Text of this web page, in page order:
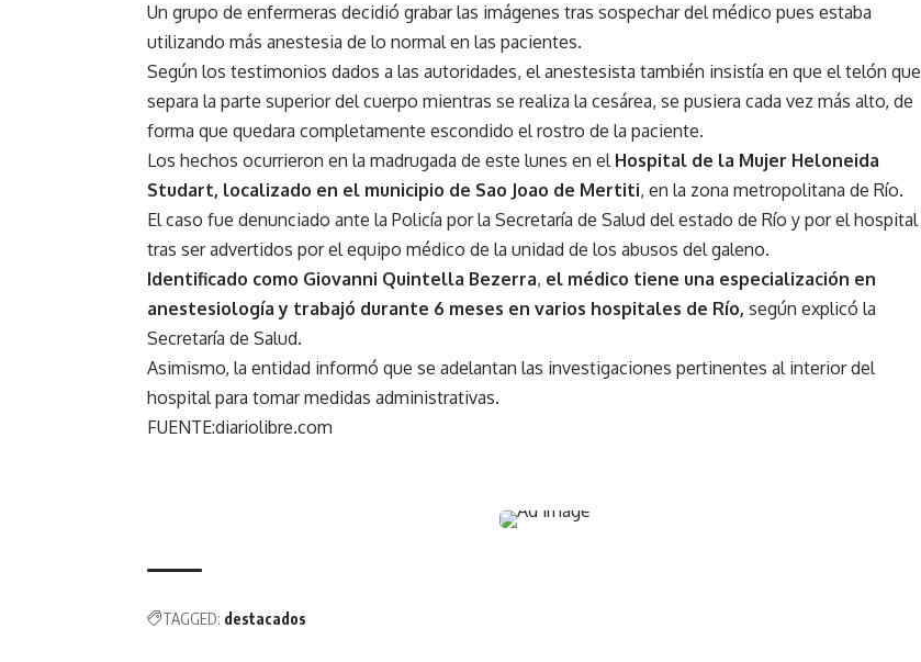
Un grupo de enfermeras decidió grabar las imágenes tras sospechar del médico pues estaba
utilizando más anestesia de lo normal en las pacientes.
Según los testimonios dados a las autoridades, el anestesista también insistía en que el telón que
separa la parte superior del cuerpo mientras se realiza la cesárea, se pusiera cada vez más alto, de
forma que quedara completamente escondido el rostro de la paciente.
Los hechos ocurrieron en la madrugada de este lunes en el Hospital de la Mujer Heloneida
Studart, localizado en el municipio de Sao Joao de Mertiti, en la zona metropolitana de Río.
El caso fue denunciado ante la Policía por la Secretaría de Salud del estado de Río y por el hospital
tras ser advertidos por el equipo médico de la unidad de los abusos del galeno.
Identificado como Giovanni Quintella Bezerra, el médico tiene una especialización en
anestesiología y trabajó durante 6 meses en varios hospitales de Río, según explicó la
Secretaría de Salud.
Asimismo, la entidad informó que se adelantan las investigaciones pertinentes al interior del
hospital para tomar medidas administrativas.
FUENTE:diariolibre.com
TAGGED: destacados